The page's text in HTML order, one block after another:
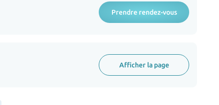
Prendre rendez-vous
Afficher la page